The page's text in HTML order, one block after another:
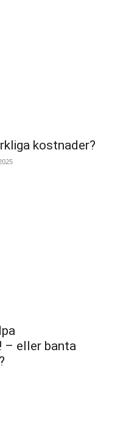
kostnader?
– eller banta